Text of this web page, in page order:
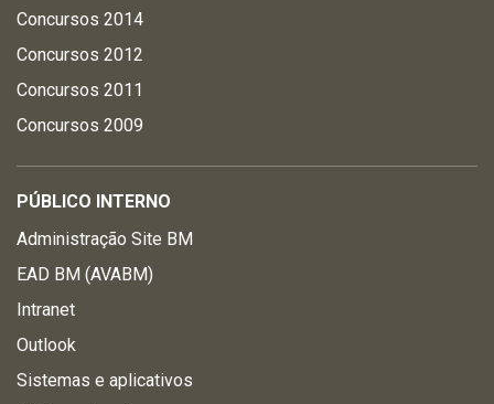
Concursos 2014
Concursos 2012
Concursos 2011
Concursos 2009
PÚBLICO INTERNO
Administração Site BM
EAD BM (AVABM)
Intranet
Outlook
Sistemas e aplicativos